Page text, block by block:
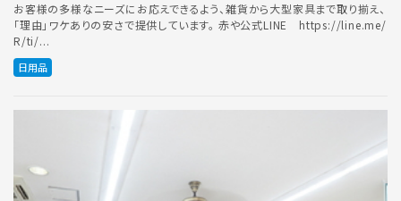
お客様の多様なニーズにお応えできるよう、雑貨から大型家具まで取り揃え、
「理由」ワケありの安さで提供しています。 赤や公式LINE https://line.me/
R/ti/...
日用品